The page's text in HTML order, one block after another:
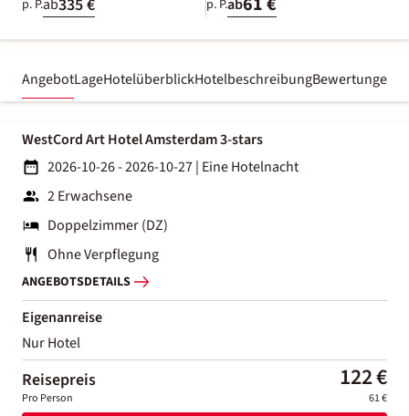
p. P.ab335 €
p. P.ab
AngebotLageHotelüberblickHotelbeschreibungBewertungen
WestCord Art Hotel Amsterdam 3-stars
2026-10-26 - 2026-10-27| Eine Hotelnacht
2 Erwachsene
Doppelzimmer (DZ)
Ohne Verpflegung
ANGEBOTSDETAILS
Eigenanreise
Nur Hotel
Reisepreis 122 €
Pro Person 61 €